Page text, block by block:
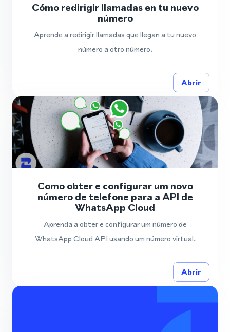
Cómo redirigir llamadas en tu nuevo
número
Aprende a redirigir llamadas que llegan a tu nuevo
número a otro número.
Abrir
Como obter e configurar um novo
número de telefone para a API de
WhatsApp Cloud
Aprenda a obter e configurar um número de
WhatsApp Cloud API usando um número virtual.
Abrir